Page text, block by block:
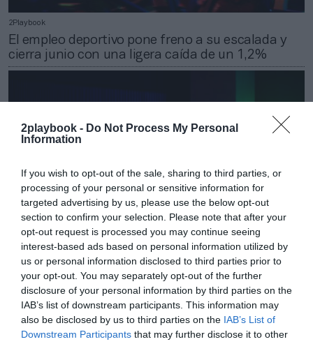
2playbook - Do Not Process My Personal
Information
If you wish to opt-out of the sale, sharing to third parties, or
processing of your personal or sensitive information for
targeted advertising by us, please use the below opt-out
section to confirm your selection. Please note that after your
opt-out request is processed you may continue seeing
interest-based ads based on personal information utilized by
us or personal information disclosed to third parties prior to
your opt-out. You may separately opt-out of the further
disclosure of your personal information by third parties on the
IAB’s list of downstream participants. This information may
also be disclosed by us to third parties on the IAB’s List of
Downstream Participants that may further disclose it to other
2Playbook
El empleo deportivo pone freno a su escalada y
cierra junio con una ligera caída de un 1,2%
El empleo deportivo registra un nuevo máximo
histórico en España con 237.391 afiliados en
mayo